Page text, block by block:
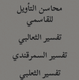
محاسن التأويل
للقاسمي
تفسير الثعالبي
تفسير السمرقندي
تفسير الثعلبي